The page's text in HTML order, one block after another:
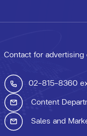
Contact for
02-815-8360
Content
Sales and